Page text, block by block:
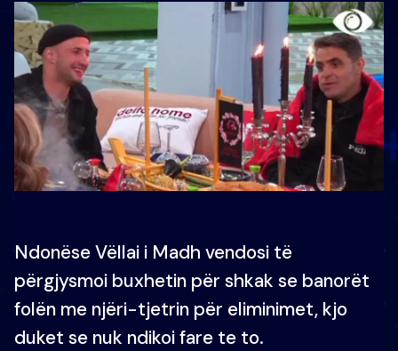
Ndonëse Vëllai i Madh vendosi të
përgjysmoi buxhetin për shkak se banorët
folën me njëri-tjetrin për eliminimet, kjo
duket se nuk ndikoi fare te to.